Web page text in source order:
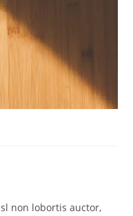
non lobortis auctor,